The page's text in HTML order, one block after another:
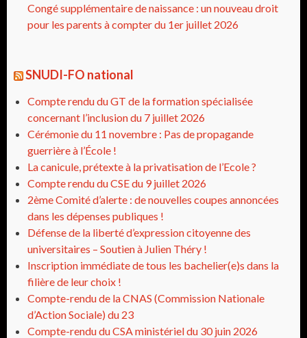
Congé supplémentaire de naissance : un nouveau droit
pour les parents à compter du 1er juillet 2026
SNUDI-FO national
Compte rendu du GT de la formation spécialisée
concernant l’inclusion du 7 juillet 2026
Cérémonie du 11 novembre : Pas de propagande
guerrière à l’École !
La canicule, prétexte à la privatisation de l’Ecole ?
Compte rendu du CSE du 9 juillet 2026
2ème Comité d’alerte : de nouvelles coupes annoncées
dans les dépenses publiques !
Défense de la liberté d’expression citoyenne des
universitaires – Soutien à Julien Théry !
Inscription immédiate de tous les bachelier(e)s dans la
filière de leur choix !
Compte-rendu de la CNAS (Commission Nationale
d’Action Sociale) du 23
Compte-rendu du CSA ministériel du 30 juin 2026